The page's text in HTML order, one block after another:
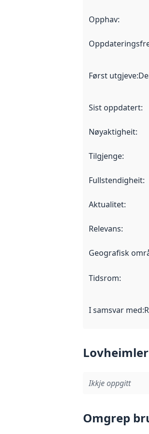
Opphav:
Først utgjeve:
Sist oppdatert:
Nøyaktigheit:
Tilgjenge:
Fullstendigheit:
Aktualitet:
Relevans:
Geografisk
Tidsrom:
I samsvar med:
Lovheimler
Ikkje oppgitt
Omgrep